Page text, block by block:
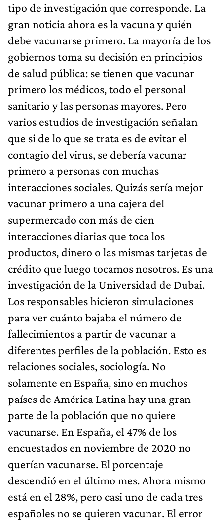
tipo de investigación que corresponde. La
gran noticia ahora es la vacuna y quién
debe vacunarse primero. La mayoría de los
gobiernos toma su decisión en principios
de salud pública: se tienen que vacunar
primero los médicos, todo el personal
sanitario y las personas mayores. Pero
varios estudios de investigación señalan
que si de lo que se trata es de evitar el
contagio del virus, se debería vacunar
primero a personas con muchas
interacciones sociales. Quizás sería mejor
vacunar primero a una cajera del
supermercado con más de cien
interacciones diarias que toca los
productos, dinero o las mismas tarjetas de
crédito que luego tocamos nosotros. Es una
investigación de la Universidad de Dubai.
Los responsables hicieron simulaciones
para ver cuánto bajaba el número de
fallecimientos a partir de vacunar a
diferentes perfiles de la población. Esto es
relaciones sociales, sociología. No
solamente en España, sino en muchos
países de América Latina hay una gran
parte de la población que no quiere
vacunarse. En España, el 47% de los
encuestados en noviembre de 2020 no
querían vacunarse. El porcentaje
descendió en el último mes. Ahora mismo
está en el 28%, pero casi uno de cada tres
españoles no se quieren vacunar. El error